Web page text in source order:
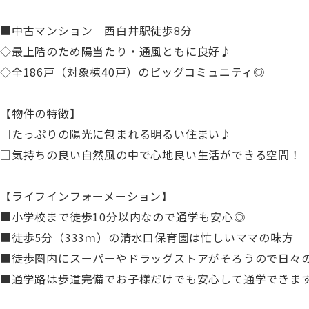
■中古マンション 西白井駅徒歩8分
◇最上階のため陽当たり・通風ともに良好♪
◇全186戸（対象棟40戸）のビッグコミュニティ◎
【物件の特徴】
□たっぷりの陽光に包まれる明るい住まい♪
□気持ちの良い自然風の中で心地良い生活ができる空間！
【ライフインフォーメーション】
■小学校まで徒歩10分以内なので通学も安心◎
■徒歩5分（333ｍ）の清水口保育園は忙しいママの味方
■徒歩圏内にスーパーやドラッグストアがそろうので日々
■通学路は歩道完備でお子様だけでも安心して通学できま